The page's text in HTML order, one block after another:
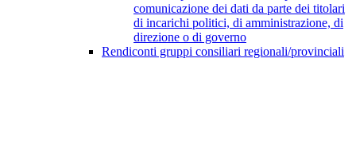
comunicazione dei dati da parte dei titolari
di incarichi politici, di amministrazione, di
direzione o di governo
Rendiconti gruppi consiliari regionali/provinciali